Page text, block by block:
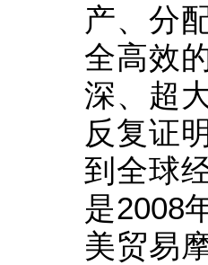
产、分
全高效
深、超
反复证
到全球
是2008
美贸易